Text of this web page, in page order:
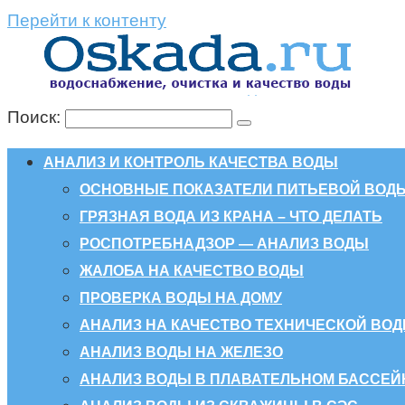
Перейти к контенту
Поиск:
АНАЛИЗ И КОНТРОЛЬ КАЧЕСТВА ВОДЫ
ОСНОВНЫЕ ПОКАЗАТЕЛИ ПИТЬЕВОЙ ВОДЫ
ГРЯЗНАЯ ВОДА ИЗ КРАНА – ЧТО ДЕЛАТЬ
РОСПОТРЕБНАДЗОР — АНАЛИЗ ВОДЫ
ЖАЛОБА НА КАЧЕСТВО ВОДЫ
ПРОВЕРКА ВОДЫ НА ДОМУ
АНАЛИЗ НА КАЧЕСТВО ТЕХНИЧЕСКОЙ
АНАЛИЗ ВОДЫ НА ЖЕЛЕЗО
АНАЛИЗ ВОДЫ В ПЛАВАТЕЛЬНОМ